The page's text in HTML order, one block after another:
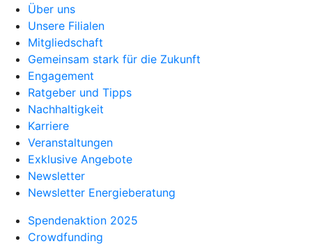
Über uns
Unsere Filialen
Mitgliedschaft
Gemeinsam stark für die Zukunft
Engagement
Ratgeber und Tipps
Nachhaltigkeit
Karriere
Veranstaltungen
Exklusive Angebote
Newsletter
Newsletter Energieberatung
Spendenaktion 2025
Crowdfunding